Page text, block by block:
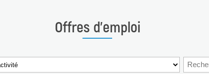
Offres d'emploi